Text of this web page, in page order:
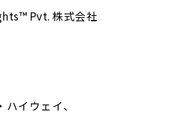
Pvt. 株式会社
イウェイ、